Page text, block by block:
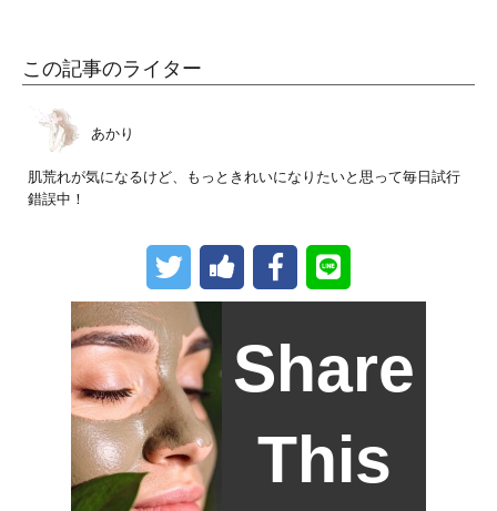
この記事のライター
あかり
肌荒れが気になるけど、もっときれいになりたいと思って毎日試行
錯誤中！
Share
This